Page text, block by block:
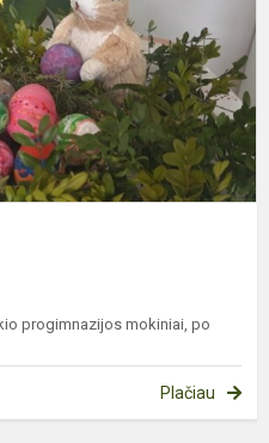
progimnazijos mokiniai, po
Plačiau